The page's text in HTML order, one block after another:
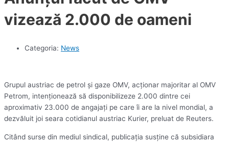
vizează 2.000 de oameni
Categoria: News
Grupul austriac de petrol şi gaze OMV, acţionar majoritar al OMV
Petrom, intenţionează să disponibilizeze 2.000 dintre cei
aproximativ 23.000 de angajaţi pe care îi are la nivel mondial, a
dezvăluit joi seara cotidianul austriac Kurier, preluat de Reuters.
Citând surse din mediul sindical, publicaţia susţine că subsidiara